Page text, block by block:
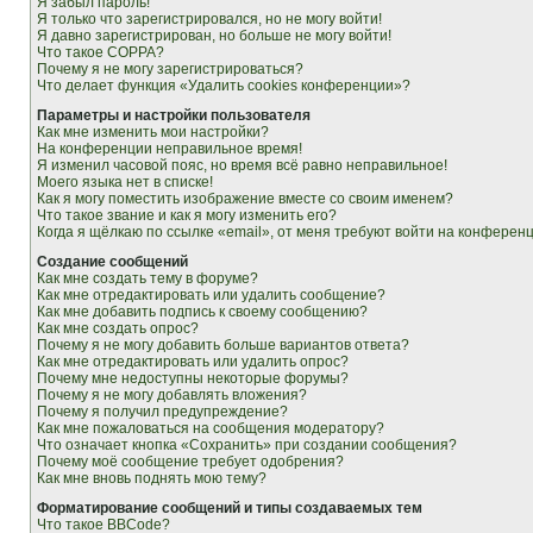
Я только что зарегистрировался, но не могу войти!
Я давно зарегистрирован, но больше не могу войти!
Что такое COPPA?
Почему я не могу зарегистрироваться?
Что делает функция «Удалить cookies конференции»?
Параметры и настройки пользователя
Как мне изменить мои настройки?
На конференции неправильное время!
Я изменил часовой пояс, но время всё равно неправильное!
Моего языка нет в списке!
Как я могу поместить изображение вместе со своим именем?
Что такое звание и как я могу изменить его?
Когда я щёлкаю по ссылке «email», от меня требуют войти на
Создание сообщений
Как мне создать тему в форуме?
Как мне отредактировать или удалить сообщение?
Как мне добавить подпись к своему сообщению?
Как мне создать опрос?
Почему я не могу добавить больше вариантов ответа?
Как мне отредактировать или удалить опрос?
Почему мне недоступны некоторые форумы?
Почему я не могу добавлять вложения?
Почему я получил предупреждение?
Как мне пожаловаться на сообщения модератору?
Что означает кнопка «Сохранить» при создании сообщения?
Почему моё сообщение требует одобрения?
Как мне вновь поднять мою тему?
Форматирование сообщений и типы создаваемых тем
Что такое BBCode?